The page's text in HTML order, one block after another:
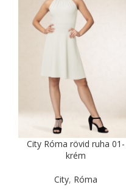
City Róma rövid ruha 01-
krém
City, Róma